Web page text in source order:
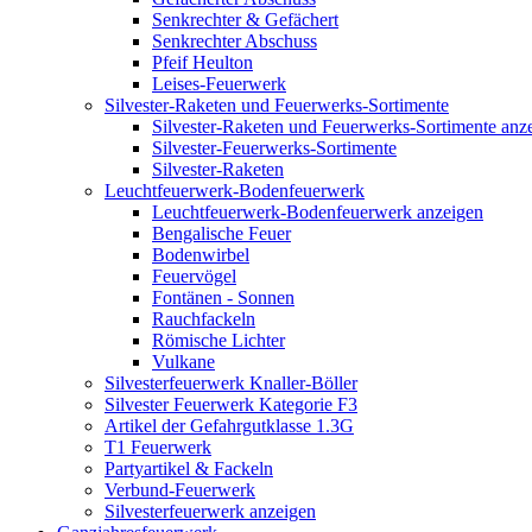
Senkrechter & Gefächert
Senkrechter Abschuss
Pfeif Heulton
Leises-Feuerwerk
Silvester-Raketen und Feuerwerks-Sortimente
Silvester-Raketen und Feuerwerks-Sortimente
Silvester-Feuerwerks-Sortimente
Silvester-Raketen
Leuchtfeuerwerk-Bodenfeuerwerk
Leuchtfeuerwerk-Bodenfeuerwerk anzeigen
Bengalische Feuer
Bodenwirbel
Feuervögel
Fontänen - Sonnen
Rauchfackeln
Römische Lichter
Vulkane
Silvesterfeuerwerk Knaller-Böller
Silvester Feuerwerk Kategorie F3
Artikel der Gefahrgutklasse 1.3G
T1 Feuerwerk
Partyartikel & Fackeln
Verbund-Feuerwerk
Silvesterfeuerwerk anzeigen